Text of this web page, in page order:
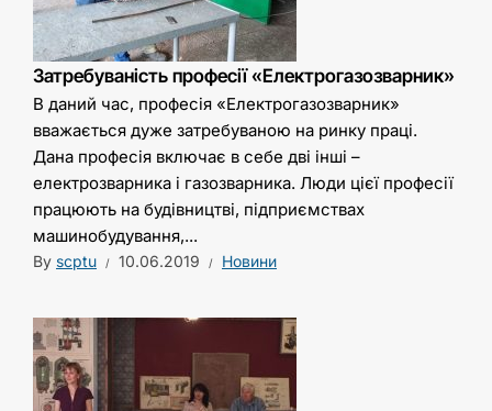
Затребуваність професії «Електрогазозварник»
В даний час, професія «Електрогазозварник»
вважається дуже затребуваною на ринку праці.
Дана професія включає в себе дві інші –
електрозварника і газозварника. Люди цієї професії
працюють на будівництві, підприємствах
машинобудування,...
By scptu 10.06.2019 Новини